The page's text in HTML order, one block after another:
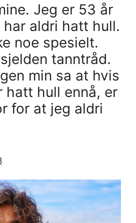
Jeg er 53 år
har aldri hatt hull.
noe spesielt.
tanntråd.
min sa at hvis
hatt hull ennå, er
for at jeg aldri